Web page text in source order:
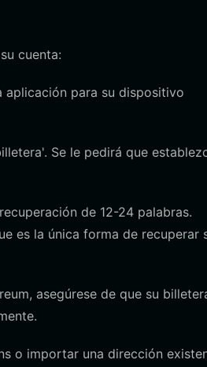
cuenta:
para su dispositivo
Se le pedirá que
de 12-24 palabras.
es la única forma de recuperar
asegúrese de que su
o importar una dirección